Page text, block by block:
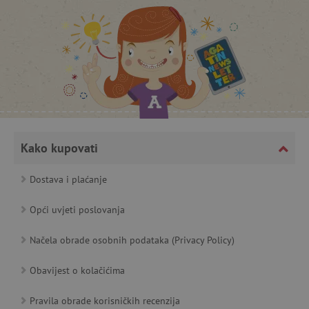
Kako kupovati
Dostava i plaćanje
Opći uvjeti poslovanja
Načela obrade osobnih podataka (Privacy Policy)
Obavijest o kolačićima
Pravila obrade korisničkih recenzija
lastVisitedProduct
_lb_ccc .agatinsvijet.hr
featureFlagCheckoutExperimentVariant www.agatinsvijet.hr
product_filter_remember
PHPSESSID